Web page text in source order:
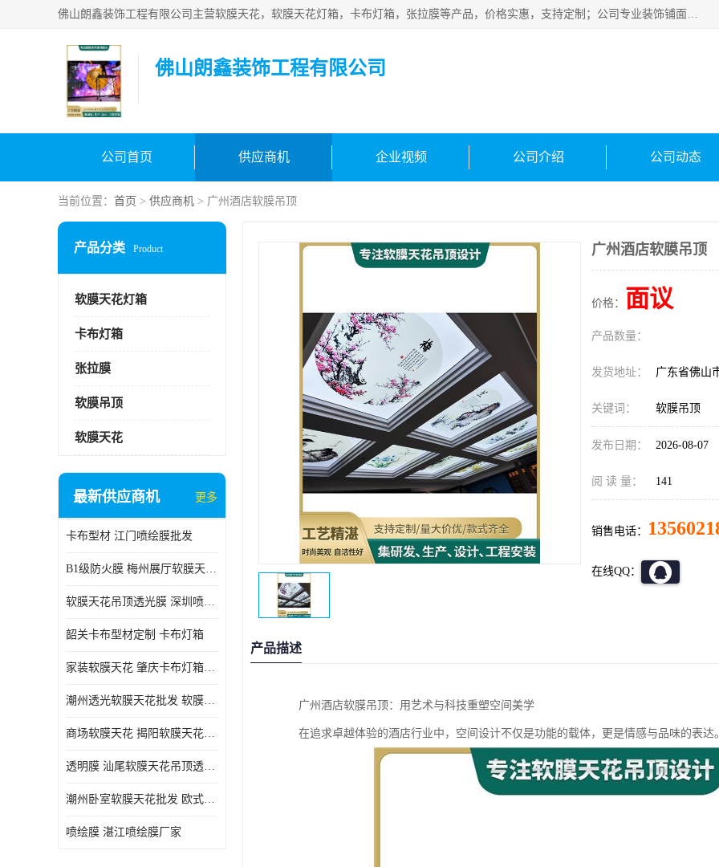
佛山朗鑫装饰工程有限公司主营软膜天花，软膜天花灯箱，卡布灯箱，张拉膜等产品，价格实惠，支持定制；公司专业装饰铺面，家居，会展特装，软膜等工程，技能精良人员，安装快、价格合理，质量保证、热诚与各方有识人士合作，欢迎新老客户来电咨询。
佛山朗鑫装饰工程有限公司
公司首页 供应商机 企业视频 公司介绍 公司动态
当前位置： 首页 > 供应商机 > 广州酒店软膜吊顶
产品分类 Product
软膜天花灯箱
卡布灯箱
张拉膜
软膜吊顶
软膜天花
最新供应商机 更多
卡布型材 江门喷绘膜批发
B1级防火膜 梅州展厅软膜天花批发
软膜天花吊顶透光膜 深圳喷绘膜批发
韶关卡布型材定制 卡布灯箱
家装软膜天花 肇庆卡布灯箱批发
潮州透光软膜天花批发 软膜天花
商场软膜天花 揭阳软膜天花吊顶透光膜批发
透明膜 汕尾软膜天花吊顶透光膜定制
潮州卧室软膜天花批发 欧式软膜天花
喷绘膜 湛江喷绘膜厂家
广州酒店软膜吊顶
价格： 面议
产品数量：
发货地址： 广东省佛山
关键词： 软膜吊顶
发布日期： 2026-08-07
阅 读 量： 141
销售电话：
在线QQ：
产品描述
广州酒店软膜吊顶：用艺术与科技重塑空间美学
在追求卓越体验的酒店行业中，空间设计不仅是功能的载体，更是情感与品味的表达